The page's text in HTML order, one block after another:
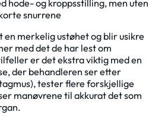
hode- og kropps­stilling, men uten
snurrene
en merkelig ustøhet og blir usikre
med det de har lest om
er det ekstra viktig med en
der behandleren ser etter
tester flere forskjellige
manøvrene til akkurat det som